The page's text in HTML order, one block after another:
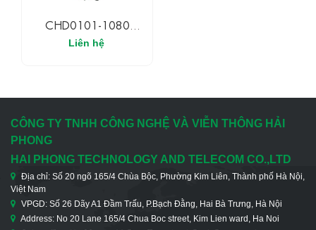
CHD0101-1080
UPCOM Bộ Chuyển Đổi
1 Kênh AHD/CVI/TVI
Liệu Sang Quang
Liên hệ
CÔNG TY TNHH CÔNG NGHỆ VÀ VIỄN THÔNG HẢI
PHONG
HAI PHONG TECHNOLOGY AND TELECOM CO.,LTD
Địa chỉ: Số 20 ngõ 165/4 Chùa Bộc, Phường Kim Liên, Thành phố Hà Nội,
Việt Nam
VPGD: Số 26 Dãy A1 Đầm Trấu, P.Bạch Đằng, Hai Bà Trưng, Hà Nội
Address: No 20 Lane 165/4 Chua Boc street, Kim Lien ward, Ha Noi